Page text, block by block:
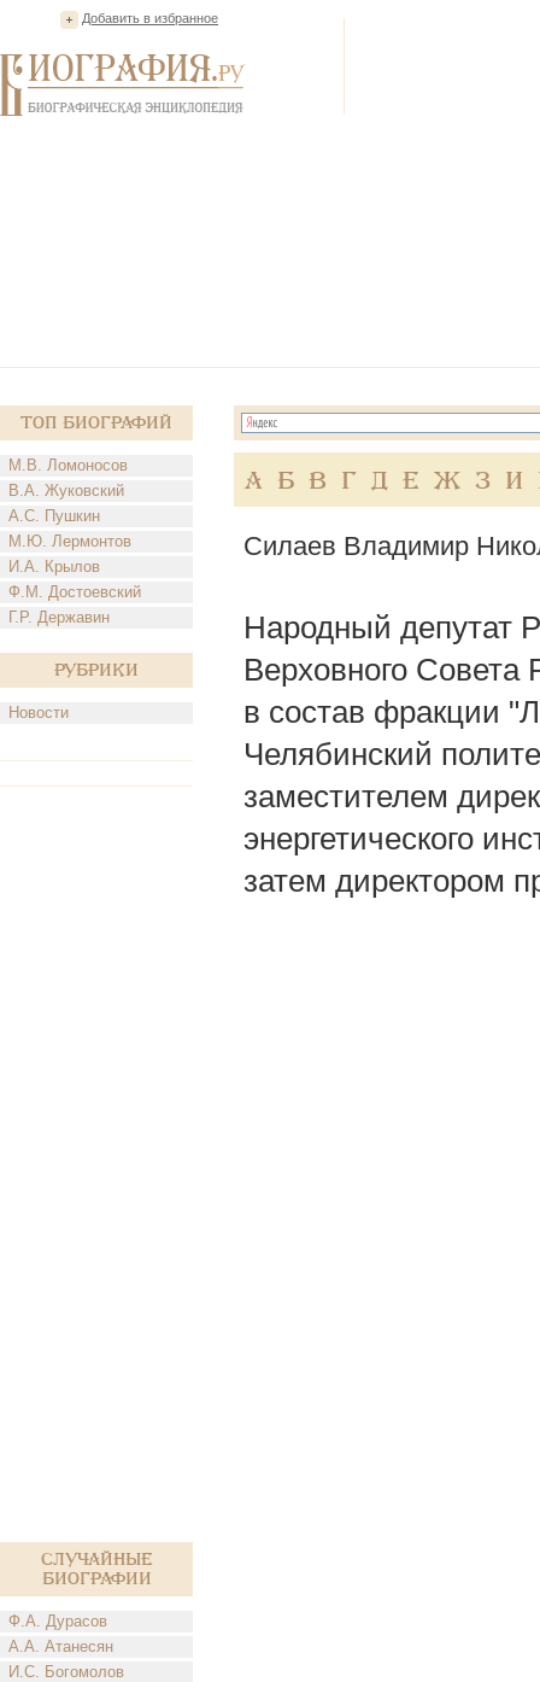
Добавить в избранное
Топ Биографий
М.В. Ломоносов
В.А. Жуковский
А.С. Пушкин
М.Ю. Лермонтов
И.А. Крылов
Ф.М. Достоевский
Г.Р. Державин
Рубрики
Новости
Случайные
биографии
Ф.А. Дурасов
А.А. Атанесян
И.С. Богомолов
А Б В Г Д Е Ж З И
Силаев Владимир
Народный депутат
Верховного
в состав фракции
Челябинский
заместителем
энергетического
затем директором